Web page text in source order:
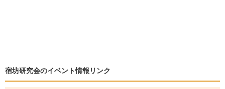
宿坊研究会のイベント情報リンク